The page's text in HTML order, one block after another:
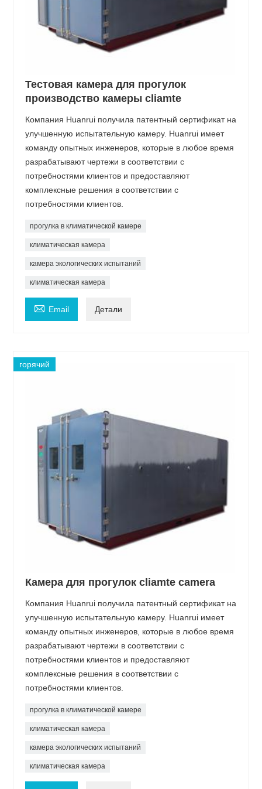
Тестовая камера для прогулок
производство камеры cliamte
Компания Huanrui получила патентный сертификат на
улучшенную испытательную камеру. Huanrui имеет
команду опытных инженеров, которые в любое время
разрабатывают чертежи в соответствии с
потребностями клиентов и предоставляют
комплексные решения в соответствии с
потребностями клиентов.
прогулка в климатической камере
климатическая камера
камера экологических испытаний
климатическая камера
 Email Детали
горячий
Камера для прогулок cliamte camera
Компания Huanrui получила патентный сертификат на
улучшенную испытательную камеру. Huanrui имеет
команду опытных инженеров, которые в любое время
разрабатывают чертежи в соответствии с
потребностями клиентов и предоставляют
комплексные решения в соответствии с
потребностями клиентов.
прогулка в климатической камере
климатическая камера
камера экологических испытаний
климатическая камера